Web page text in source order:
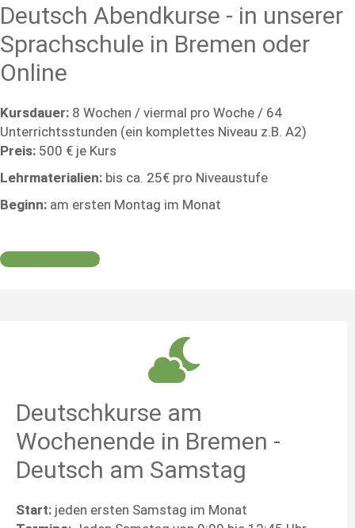
Deutsch Abendkurse - in unserer
Sprachschule in Bremen oder
Online
Kursdauer: 8 Wochen / viermal pro Woche / 64
Unterrichtsstunden (ein komplettes Niveau z.B. A2)
Preis: 500 € je Kurs
Lehrmaterialien: bis ca. 25€ pro Niveaustufe
Beginn: am ersten Montag im Monat
Jetzt anmelden!
Deutschkurse am
Wochenende in Bremen -
Deutsch am Samstag
Start: jeden ersten Samstag im Monat